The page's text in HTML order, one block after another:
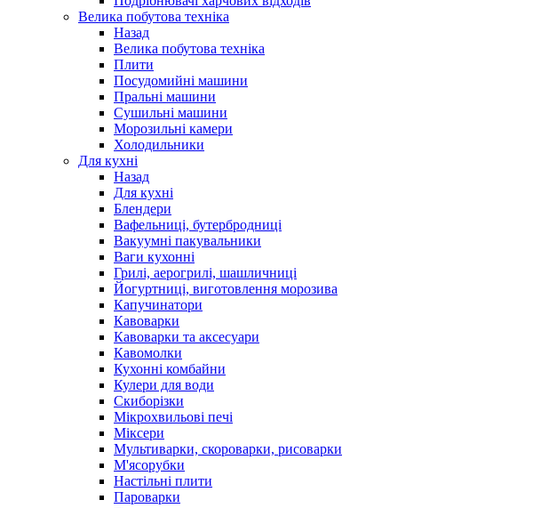
Велика побутова техніка
Назад
Велика побутова техніка
Плити
Посудомийні машини
Пральні машини
Сушильні машини
Морозильні камери
Холодильники
Для кухні
Назад
Для кухні
Блендери
Вафельниці, бутербродниці
Вакуумні пакувальники
Ваги кухонні
Грилі, аерогрилі, шашличниці
Йогуртниці, виготовлення морозива
Капучинатори
Кавоварки
Кавоварки та аксесуари
Кавомолки
Кухонні комбайни
Кулери для води
Скиборізки
Мікрохвильові печі
Міксери
Мультиварки, скороварки, рисоварки
М'ясорубки
Настільні плити
Пароварки